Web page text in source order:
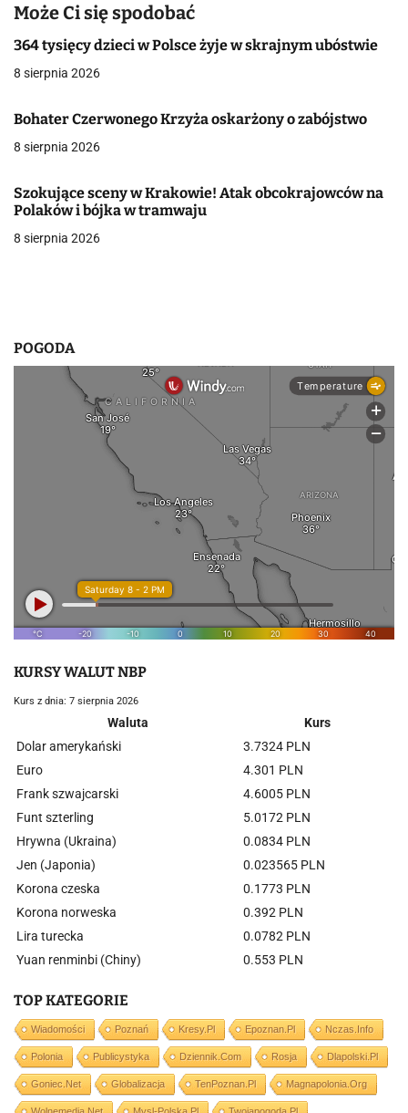
a
c
j
a
w
p
i
Może Ci się spodobać
364 tysięcy dzieci w Polsce żyje w skrajnym ubóstwie
8 sierpnia 2026
Bohater Czerwonego Krzyża oskarżony o zabójstwo
8 sierpnia 2026
Szokujące sceny w Krakowie! Atak obcokrajowców na
Polaków i bójka w tramwaju
8 sierpnia 2026
POGODA
KURSY WALUT NBP
Kurs z dnia: 7 sierpnia 2026
Waluta
Kurs
Dolar amerykański
3.7324 PLN
Euro
4.301 PLN
Frank szwajcarski
4.6005 PLN
Funt szterling
5.0172 PLN
Hrywna (Ukraina)
0.0834 PLN
Jen (Japonia)
0.023565 PLN
Korona czeska
0.1773 PLN
Korona norweska
0.392 PLN
Lira turecka
0.0782 PLN
Yuan renminbi (Chiny)
0.553 PLN
TOP KATEGORIE
Wiadomości Poznań Kresy.pl Epoznan.pl Nczas.info
Polonia Publicystyka Dziennik.com Rosja Dlapolski.pl
Goniec.net Globalizacja TenPoznan.pl Magnapolonia.org